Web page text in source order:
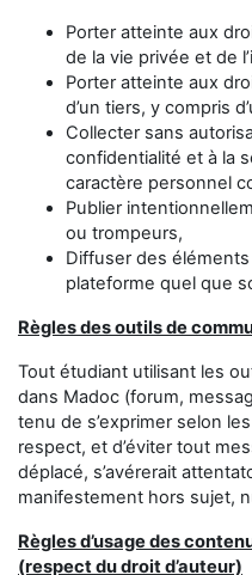
Porter atteinte aux
de la vie privée et de
Porter atteinte aux
d’un tiers, y compris
Collecter sans
confidentialité et à la
caractère personnel
Publier
ou trompeurs,
Diffuser des
plateforme quel que
Règles des outils de
Tout étudiant utilisant les
dans Madoc (forum,
tenu de s’exprimer selon
respect, et d’éviter tout
déplacé, s’avérerait
manifestement hors sujet,
Règles d’usage des
(respect du droit d’auteur)